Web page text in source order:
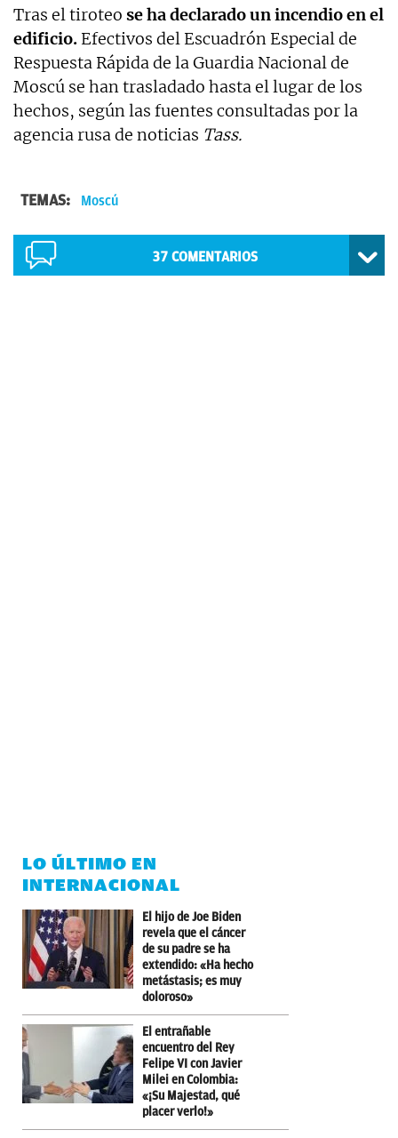
Tras el tiroteo se ha declarado un incendio en el
edificio. Efectivos del Escuadrón Especial de
Respuesta Rápida de la Guardia Nacional de
Moscú se han trasladado hasta el lugar de los
hechos, según las fuentes consultadas por la
agencia rusa de noticias Tass.
TEMAS: Moscú
37 COMENTARIOS
LO ÚLTIMO EN
INTERNACIONAL
El hijo de Joe Biden
revela que el cáncer
de su padre se ha
extendido: «Ha hecho
metástasis; es muy
doloroso»
El entrañable
encuentro del Rey
Felipe VI con Javier
Milei en Colombia:
«¡Su Majestad, qué
placer verlo!»